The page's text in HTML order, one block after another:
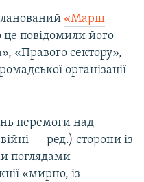
«Марш
це повідомили його
«Правого сектору»,
організації
перемоги над
— ред.) сторони із
поглядами
«мирно, із